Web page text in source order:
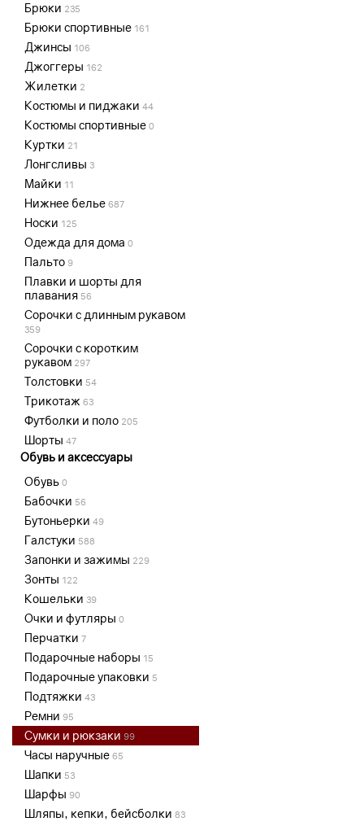
Брюки 235
Брюки спортивные 161
Джинсы 106
Джоггеры 162
Жилетки 2
Костюмы и пиджаки 44
Костюмы спортивные 0
Куртки 21
Лонгсливы 3
Майки 11
Нижнее белье 687
Носки 125
Одежда для дома 0
Пальто 9
Плавки и шорты для
плавания 56
Сорочки с длинным рукавом
359
Сорочки с коротким
рукавом 297
Толстовки 54
Трикотаж 63
Футболки и поло 205
Шорты 47
Обувь и аксессуары
Обувь 0
Бабочки 56
Бутоньерки 49
Галстуки 588
Запонки и зажимы 229
Зонты 122
Кошельки 39
Очки и футляры 0
Перчатки 7
Подарочные наборы 15
Подарочные упаковки 5
Подтяжки 43
Ремни 95
Сумки и рюкзаки 99
Часы наручные 65
Шапки 53
Шарфы 90
Шляпы, кепки, бейсболки 83